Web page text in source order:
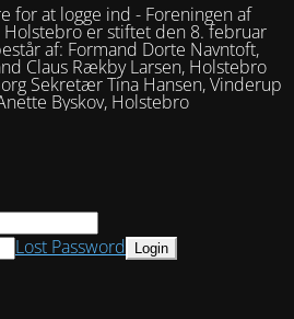
for at logge ind - Foreningen af
er stiftet den 8. februar
af: Formand Dorte Navntoft,
Claus Rækby Larsen, Holstebro
Sekretær Tina Hansen, Vinderup
Byskov, Holstebro
Lost Password